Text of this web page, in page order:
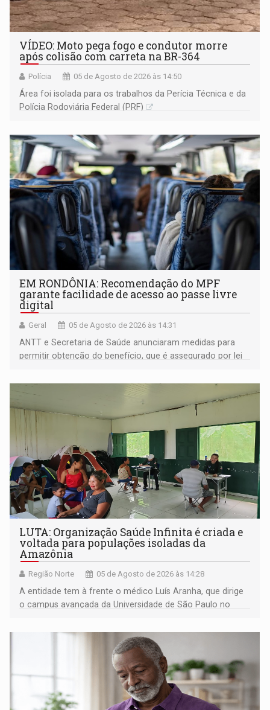
VÍDEO: Moto pega fogo e condutor morre
após colisão com carreta na BR-364
Polícia 05 de Agosto de 2026 às 14:50
Área foi isolada para os trabalhos da Perícia Técnica e da
Polícia Rodoviária Federal (PRF)
EM RONDÔNIA: Recomendação do MPF
garante facilidade de acesso ao passe livre
digital
Geral 05 de Agosto de 2026 às 14:31
ANTT e Secretaria de Saúde anunciaram medidas para
permitir obtenção do benefício, que é assegurado por lei
LUTA: Organização Saúde Infinita é criada e
voltada para populações isoladas da
Amazônia
Região Norte 05 de Agosto de 2026 às 14:28
A entidade tem à frente o médico Luís Aranha, que dirige
o campus avançada da Universidade de São Paulo no